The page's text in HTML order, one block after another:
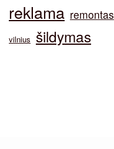
reklama remontas
vilnius šildymas